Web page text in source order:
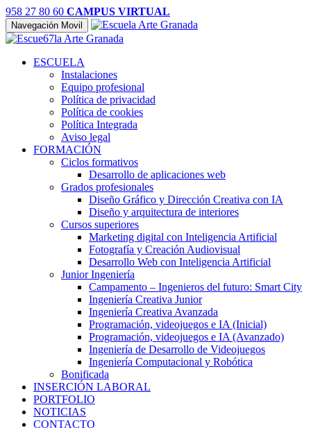
958 27 80 60 CAMPUS VIRTUAL
Navegación Movil
ESCUELA
Instalaciones
Equipo profesional
Política de privacidad
Política de cookies
Política Integrada
Aviso legal
FORMACIÓN
Ciclos formativos
Desarrollo de aplicaciones web
Grados profesionales
Diseño Gráfico y Dirección Creativa con IA
Diseño y arquitectura de interiores
Cursos superiores
Marketing digital con Inteligencia Artificial
Fotografía y Creación Audiovisual
Desarrollo Web con Inteligencia Artificial
Junior Ingeniería
Campamento – Ingenieros del futuro: Smart City
Ingeniería Creativa Junior
Ingeniería Creativa Avanzada
Programación, videojuegos e IA (Inicial)
Programación, videojuegos e IA (Avanzado)
Ingeniería de Desarrollo de Videojuegos
Ingeniería Computacional y Robótica
Bonificada
INSERCIÓN LABORAL
PORTFOLIO
NOTICIAS
CONTACTO